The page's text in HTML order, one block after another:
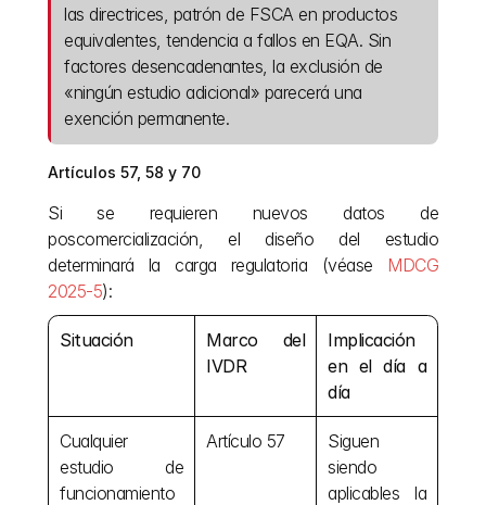
las directrices, patrón de FSCA en productos
equivalentes, tendencia a fallos en EQA. Sin
factores desencadenantes, la exclusión de
«ningún estudio adicional» parecerá una
exención permanente.
Artículos 57, 58 y 70
Si se requieren nuevos datos de
poscomercialización, el diseño del estudio
determinará la carga regulatoria (véase MDCG
2025-5):
Situación
Marco del
IVDR
Implicación
en el día a
día
Cualquier
estudio de
funcionamiento
Artículo 57
Siguen
siendo
aplicables la